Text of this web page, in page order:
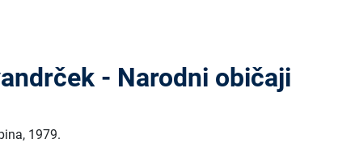
- Narodni običaji
, 1979.